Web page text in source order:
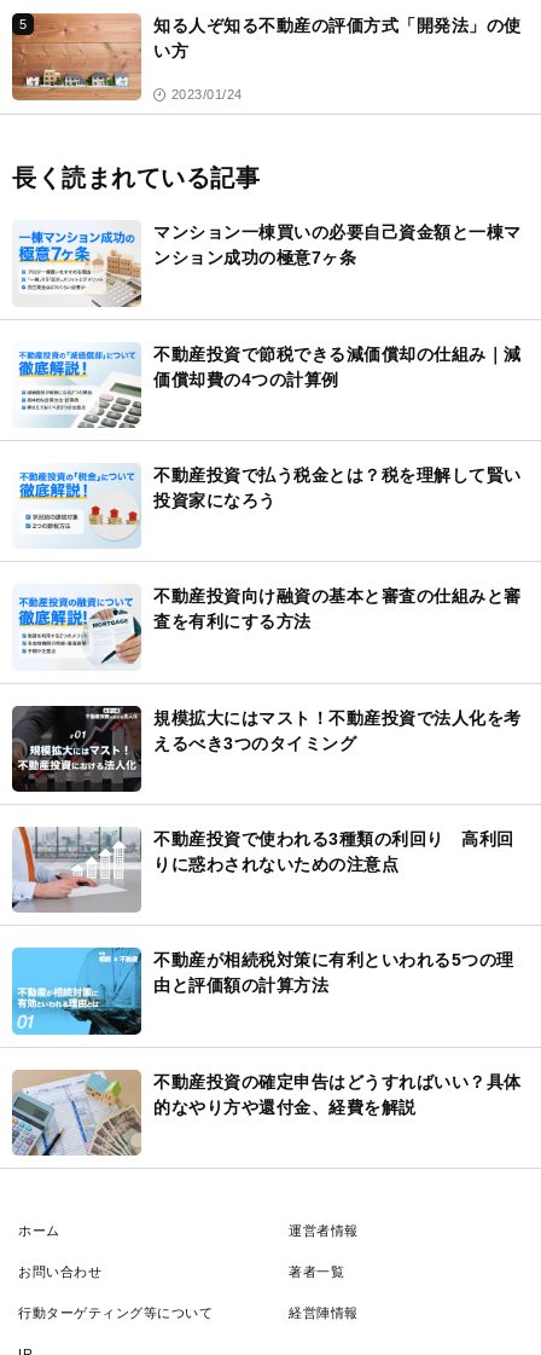
5
知る人ぞ知る不動産の評価方式「開発法」の使
い方
2023/01/24
長く読まれている記事
マンション一棟買いの必要自己資金額と一棟マ
ンション成功の極意7ヶ条
不動産投資で節税できる減価償却の仕組み｜減
価償却費の4つの計算例
不動産投資で払う税金とは？税を理解して賢い
投資家になろう
不動産投資向け融資の基本と審査の仕組みと審
査を有利にする方法
規模拡大にはマスト！不動産投資で法人化を考
えるべき3つのタイミング
不動産投資で使われる3種類の利回り 高利回
りに惑わされないための注意点
不動産が相続税対策に有利といわれる5つの理
由と評価額の計算方法
不動産投資の確定申告はどうすればいい？具体
的なやり方や還付金、経費を解説
ホーム 運営者情報
お問い合わせ 著者一覧
行動ターゲティング等について 経営陣情報